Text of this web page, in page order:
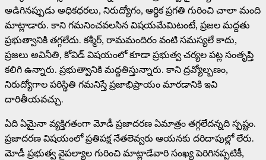
అడిగినప్పుడు అధికధరలు, నిరుద్యోగం, ఆర్థిక ప్రగతి గురించి చాలా మంది
మాట్లాడారు. కాని గమనించవలసిన విషయమేమిటంటే, ప్రజల మద్దతు
ప్రభుత్వానికి తగ్గలేదు. కశ్మీర్, రామమందిరం వంటి సమస్యలే కాదు,
ప్రజలు అవినీతి, కోవిడ్ విషయంలో కూడా ప్రభుత్వ చర్యల పట్ల సంతృప్తి
కలిగి ఉన్నారు. ప్రభుత్వానికి మద్దతిస్తున్నారు. కాని ద్రవ్యోల్బణం,
నిరుద్యోగాల పరిస్థితి గమనిస్తే ప్రజాభిప్రాయం మారడానికి ఇవి
దారితీయవచ్చు.
ఏది ఏమైనా వ్యక్తిగతంగా మోడీ ప్రజాదరణ ఏమాత్రం తగ్గలేదన్నది స్పష్టం.
ప్రజాదరణ విషయంలో ప్రతిపక్ష నేతలెవ్వరు ఆయనకు దరిదాపుల్లో లేరు.
మోడీ ప్రభుత్వ వైపల్యాల గురించి మాట్లాడేవారి సంఖ్య పెరిగినప్పటికీ,